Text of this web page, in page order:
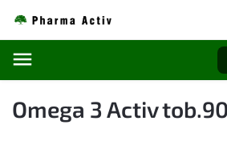
Omega 3 Activ tob.90